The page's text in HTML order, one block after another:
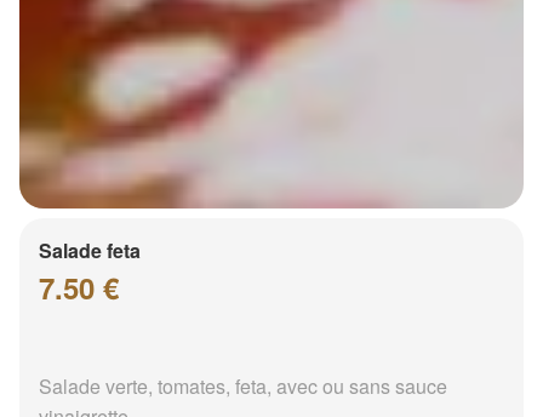
Salade feta
7.50 €
Salade verte, tomates, feta, avec ou sans sauce